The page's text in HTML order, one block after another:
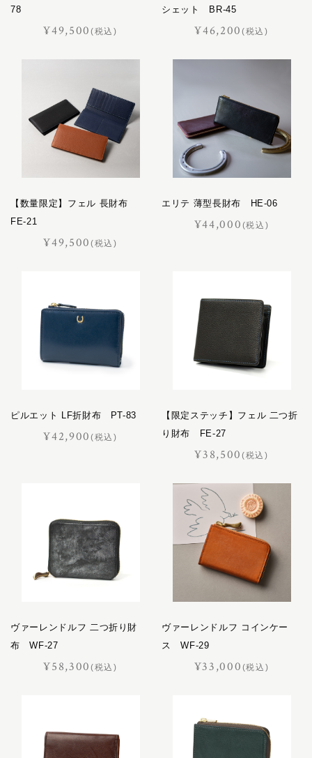
78
¥49,500(税込)
シェット BR-45
¥46,200(税込)
【数量限定】フェル 長財布
FE-21
¥49,500(税込)
エリテ 薄型長財布 HE-06
¥44,000 (税込)
ピルエット LF折財布 PT-83
¥42,900(税込)
【限定ステッチ】フェル 二つ折
り財布 FE-27
¥38,500(税込)
ヴァーレンドルフ 二つ折り財
布 WF-27
¥58,300(税込)
ヴァーレンドルフ コインケー
ス WF-29
¥33,000 (税込)